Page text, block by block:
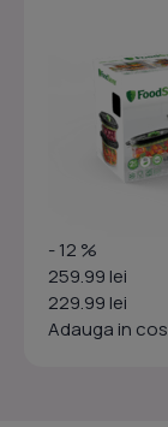
- 12 %
259.99 lei
229.99 lei
Adauga in cos